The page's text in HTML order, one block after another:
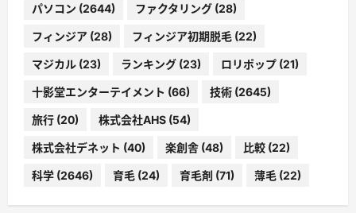
パソコン (2644) ファクタリング (28)
フィンジア (28) フィンジア初期脱毛 (22)
マジカル (23) ランキング (23) ロリポップ (21)
十影堂エンターテイメント (66) 技術 (2645)
旅行 (20) 株式会社AHS (54)
株式会社デネット (40) 楽創舎 (48) 比較 (22)
科学 (2646) 育毛 (24) 育毛剤 (71) 薄毛 (22)